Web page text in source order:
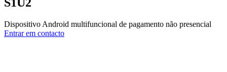
Dispositivo Android multifuncional de pagamento não presencial
Entrar em contacto